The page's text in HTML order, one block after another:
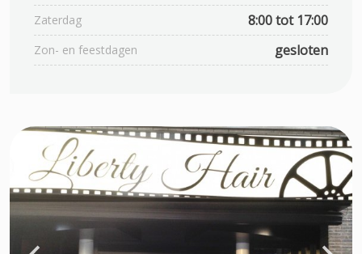
Zaterdag 8:00 tot 17:00
Zon- en feestdagen gesloten